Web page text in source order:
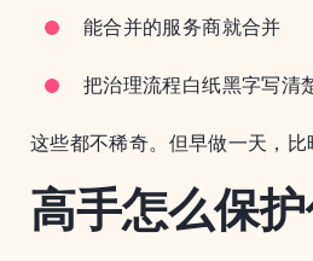
能合并的服务商就合并
把治理流程白纸黑字写清
这些都不稀奇。但早做一天，比
高手怎么保